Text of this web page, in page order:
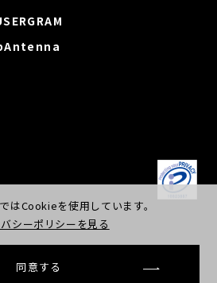
リシー © beBit, Inc
はCookieを使用しています。
シーポリシーを見る
同意する